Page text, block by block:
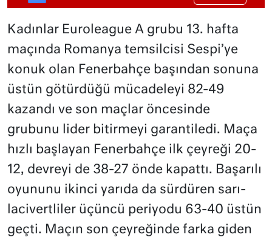
Kadınlar Euroleague A grubu 13. hafta
maçında Romanya temsilcisi Sespi’ye
konuk olan Fenerbahçe başından sonuna
üstün götürdüğü mücadeleyi 82-49
kazandı ve son maçlar öncesinde
grubunu lider bitirmeyi garantiledi. Maça
hızlı başlayan Fenerbahçe ilk çeyreği 20-
12, devreyi de 38-27 önde kapattı. Başarılı
oyununu ikinci yarıda da sürdüren sarı-
lacivertliler üçüncü periyodu 63-40 üstün
geçti. Maçın son çeyreğinde farka giden